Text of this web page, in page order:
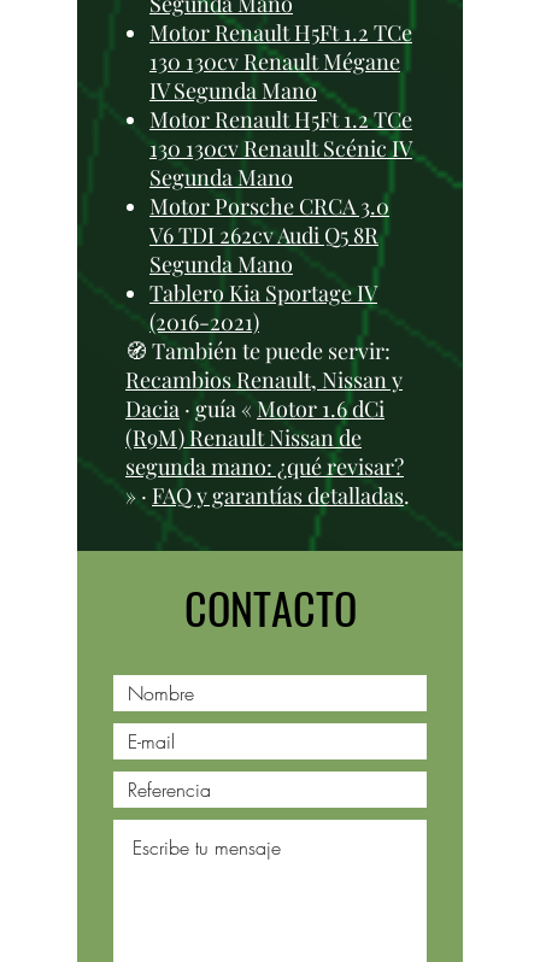
Motor Renault H5Ft 1.2 TCe
130 130cv Renault Mégane
IV Segunda Mano
Motor Renault H5Ft 1.2 TCe
130 130cv Renault Scénic IV
Segunda Mano
Motor Porsche CRCA 3.0
V6 TDI 262cv Audi Q5 8R
Segunda Mano
Tablero Kia Sportage IV
(2016-2021)
🧭 También te puede servir:
Recambios Renault, Nissan y
Dacia · guía « Motor 1.6 dCi
(R9M) Renault Nissan de
segunda mano: ¿qué revisar?
» · FAQ y garantías detalladas.
CONTACTO